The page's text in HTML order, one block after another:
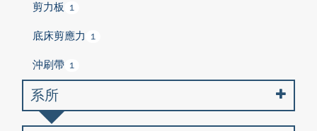
剪力板 1
底床剪應力 1
沖刷帶 1
系所